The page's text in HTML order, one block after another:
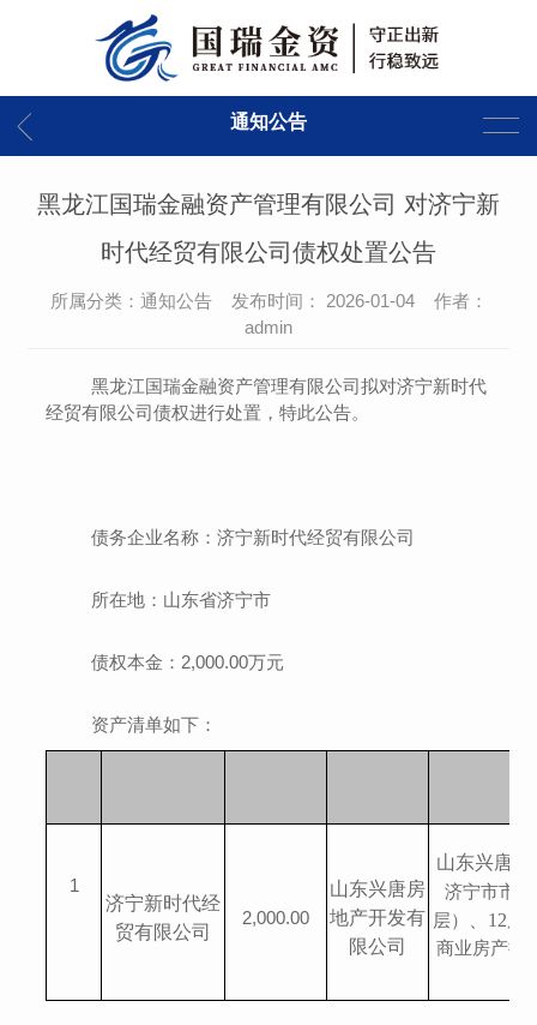
通知公告
黑龙江国瑞金融资产管理有限公司 对济宁新
时代经贸有限公司债权处置公告
所属分类：通知公告 发布时间： 2026-01-04 作者：
admin
黑龙江国瑞金融资产管理有限公司拟对济宁新时代
经贸有限公司债权进行处置，特此公告。
债务企业名称： 济宁新时代经贸有限公司
所在地： 山东省济宁市
债权本金 ： 2,000.00万元
资产清单如下：
1
济宁新时代经
贸有限公司
2,000.00
山东兴唐房
地产开发有
限公司
山东兴唐
济宁市市
层）
12
商业房产提